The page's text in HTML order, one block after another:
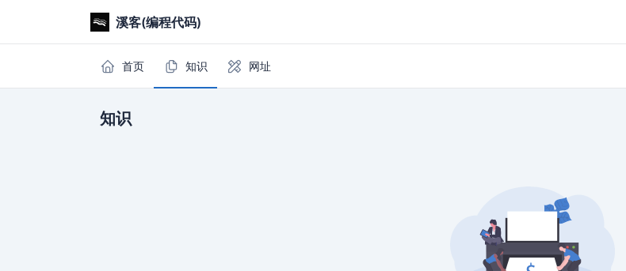
溪客(编程代码)
首页 知识 网址
知识